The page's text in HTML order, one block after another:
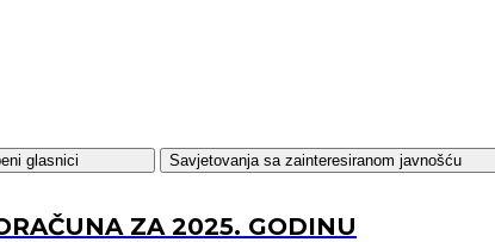
glasnici Savjetovanja sa zainteresiranom javnošću
ZA 2025. GODINU